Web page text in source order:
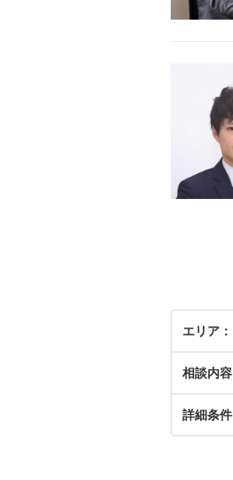
エリア
相談内容
詳細条件